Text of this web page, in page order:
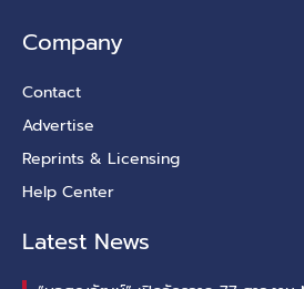
Company
Contact
Advertise
Reprints & Licensing
Help Center
Latest News